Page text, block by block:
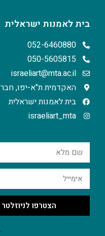
בית לאמנות ישראלית
052-6460880
050-5605815
israeliart@mta.ac.il
האקדמית ת"א-יפו, חבר
בית לאמנות ישראלית
israeliart_mta
הצטרפו